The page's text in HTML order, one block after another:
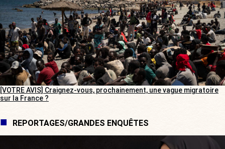
[VOTRE AVIS] Craignez-vous, prochainement, une vague migratoire
sur la France ?
REPORTAGES/GRANDES ENQUÊTES